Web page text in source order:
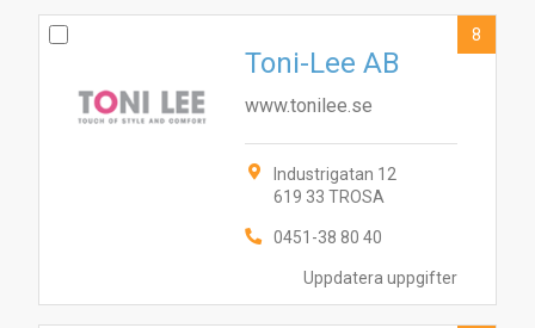
Uppdatera uppgifter
Toni-Lee AB
www.tonilee.se
Industrigatan 12
619 33 TROSA
0451-38 80 40
8